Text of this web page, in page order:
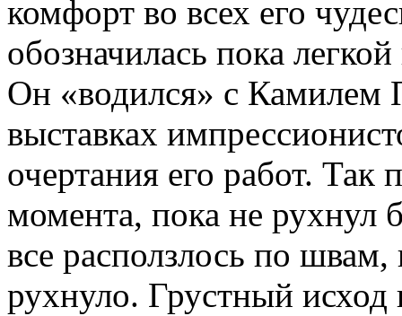
комфорт во всех его
обозначилась пока
Он «водился» с Камилем
выставках
очертания его работ. Так
момента, пока не рухнул
все расползлось по швам,
рухнуло. Грустный исход